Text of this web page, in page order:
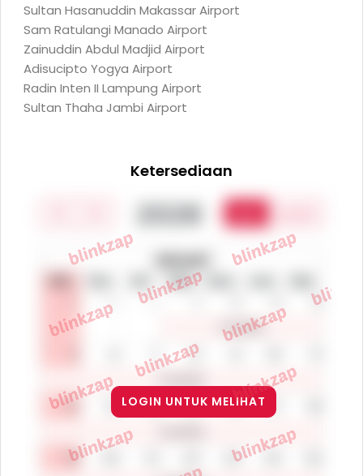
Sultan Hasanuddin Makassar Airport
Sam Ratulangi Manado Airport
Zainuddin Abdul Madjid Airport
Adisucipto Yogya Airport
Radin Inten II Lampung Airport
Sultan Thaha Jambi Airport
Ketersediaan
LOGIN UNTUK MELIHAT